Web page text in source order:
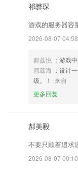
祁骅琛
游戏的服务器容
2026-08-07 04:58
郝荔悦 ：游戏
闻蕊海 ：设计
级。！
来自
更多回复
郝美毅
不要只顾着追求
2026-08-07 00:10